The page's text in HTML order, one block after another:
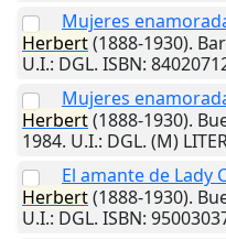
Mujeres
Herbert(1888-1930).
U.I.: DGL. ISBN:
Mujeres
Herbert(1888-1930).
1984. U.I.: DGL. (M)
El amante de Lady
Herbert(1888-1930).
U.I.: DGL. ISBN: